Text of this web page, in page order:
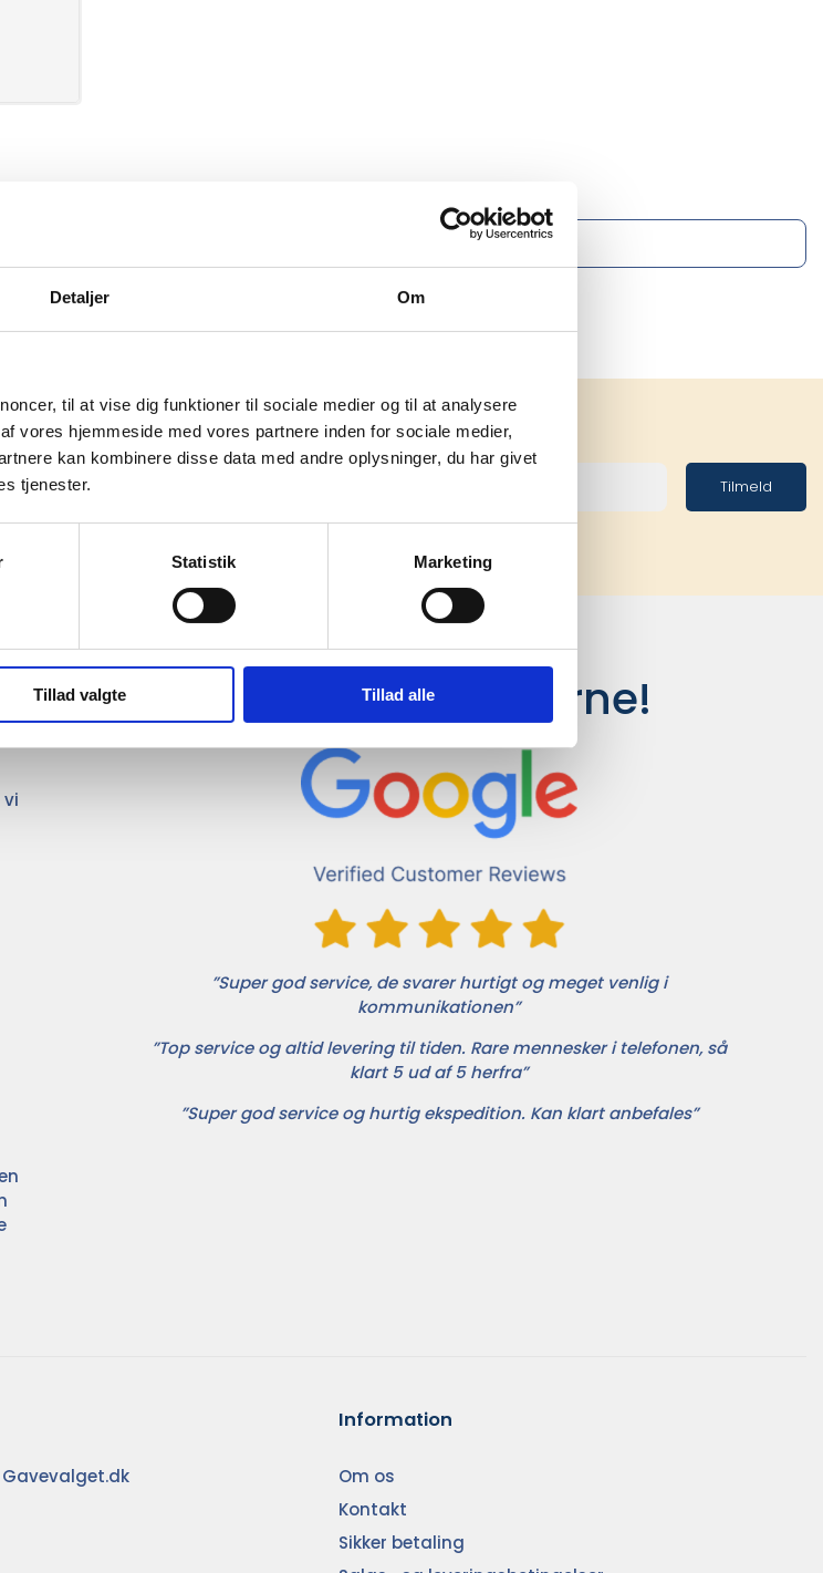
Detaljer Om
til at vise dig funktioner til sociale medier og til at analysere
vores hjemmeside med vores partnere inden for sociale medier,
kan kombinere disse data med andre oplysninger, du har givet
tjenester.
Statistik Marketing
Tillad valgte Tillad alle
kan
Tilmeld
Det siger kunderne!
”Super god service, de svarer hurtigt og meget venlig i
kommunikationen”
”Top service og altid levering til tiden. Rare mennesker i telefonen, så
klart 5 ud af 5 herfra”
”Super god service og hurtig ekspedition. Kan klart anbefales”
Information
Om os
Kontakt
Sikker betaling